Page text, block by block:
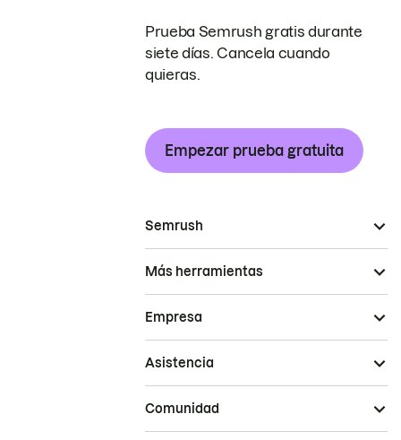
Prueba Semrush gratis durante
siete días. Cancela cuando
quieras.
Empezar prueba gratuita
Semrush
Más herramientas
Empresa
Asistencia
Comunidad